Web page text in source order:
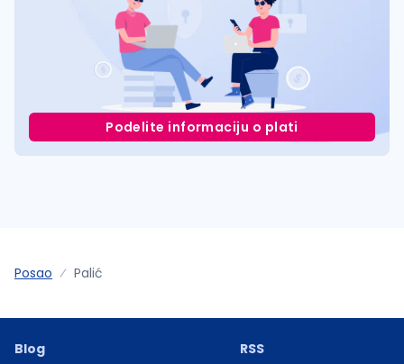
Podelite informaciju o plati
Posao Palić
Blog
RSS